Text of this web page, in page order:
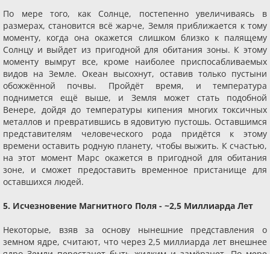
По мере того, как Солнце, постепенно увеличиваясь в
размерах, становится всё жарче, Земля приближается к тому
моменту, когда она окажется слишком близко к палящему
Солнцу и выйдет из пригодной для обитания зоны. К этому
моменту вымрут все, кроме наиболее приспосабливаемых
видов на Земле. Океан высохнут, оставив только пустыни
обожжённой почвы. Пройдёт время, и температура
поднимется ещё выше, и Земля может стать подобной
Венере, дойдя до температуры кипения многих токсичных
металлов и превратившись в ядовитую пустошь. Оставшимся
представителям человеческого рода придётся к этому
времени оставить родную планету, чтобы выжить. К счастью,
на этот момент Марс окажется в пригодной для обитания
зоне, и сможет предоставить временное пристанище для
оставшихся людей.
5. Исчезновение Магнитного Поля - ~2,5 Миллиарда Лет
Некоторые, взяв за основу нынешние представления о
земном ядре, считают, что через 2,5 миллиарда лет внешнее